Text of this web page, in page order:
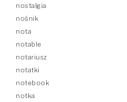
nostalgia
nośnik
nota
notable
notariusz
notatki
notebook
notka